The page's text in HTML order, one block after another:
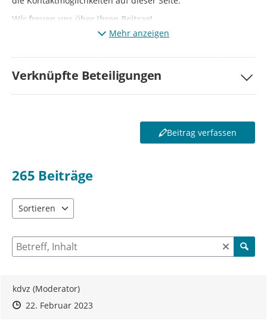
Wir freuen uns über Ihren Beitrag!
Mehr anzeigen
Verknüpfte Beteiligungen
Beitrag verfassen
265 Beiträge
Sortieren
Suche nach Beiträgen und Kommentaren
kdvz (Moderator)
Zeitpunkt des Erstellens
Zeitpunkt des Erstellens
22. Februar 2023Zur Äußerung